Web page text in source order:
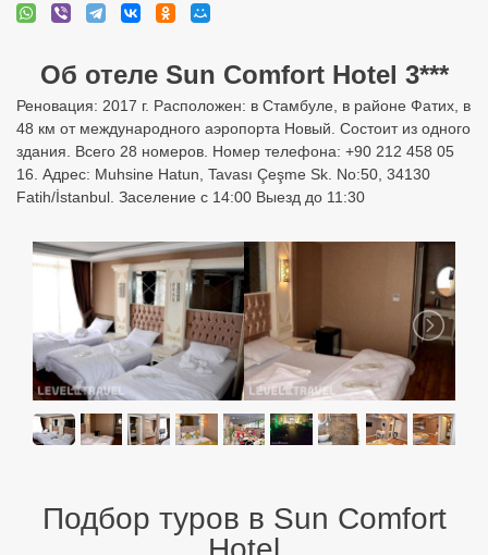
Об отеле Sun Comfort Hotel 3***
Реновация: 2017 г. Расположен: в Стамбуле, в районе Фатих, в
48 км от международного аэропорта Новый. Состоит из одного
здания. Всего 28 номеров. Номер телефона: +90 212 458 05
16. Адрес: Muhsine Hatun, Tavası Çeşme Sk. No:50, 34130
Fatih/İstanbul. Заселение с 14:00 Выезд до 11:30
Подбор туров в Sun Comfort